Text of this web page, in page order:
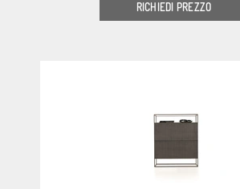
RICHIEDI PREZZO